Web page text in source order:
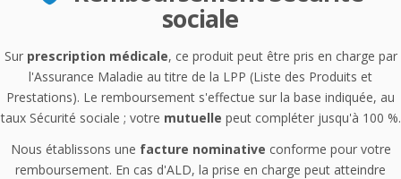
sociale
Sur prescription médicale, ce produit peut être pris en charge par
l'Assurance Maladie au titre de la LPP (Liste des Produits et
Prestations). Le remboursement s'effectue sur la base indiquée, au
taux Sécurité sociale ; votre mutuelle peut compléter jusqu'à 100 %.
Nous établissons une facture nominative conforme pour votre
remboursement. En cas d'ALD, la prise en charge peut atteindre